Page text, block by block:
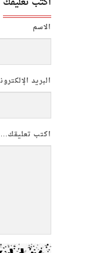
الاسم
البريد
اكتب تعليقك...